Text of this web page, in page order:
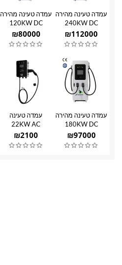
עמדה טעינה מהירה
240KW DC
₪112000
עמדה טעינה מהירה
120KW DC
₪80000
עמדה טעינה מהירה
180KW DC
₪97000
עמדה טעינה
22KW AC
₪2100